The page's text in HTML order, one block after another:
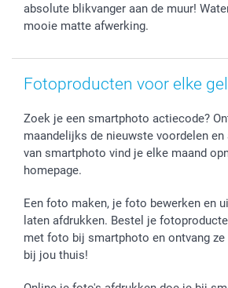
Geboorte
Cookiebeleid
Prijslijst
Mijn orderstatus
smartfriends
absolute blikvanger aan de muur!
mooie matte afwerking.
Fotoproducten voor elke
Zoek je een smartphoto actiecode?
maandelijks de nieuwste voordelen
van smartphoto vind je elke maand
homepage.
Een foto maken, je foto bewerken en
laten afdrukken. Bestel je
met foto bij smartphoto en ontvang ze
bij jou thuis!